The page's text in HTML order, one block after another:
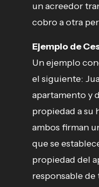
un acreedor
cobro a otra
Ejemplo de
Un ejemplo
el siguiente:
apartamento y
propiedad a su
ambos firman
que se
propiedad del
responsable